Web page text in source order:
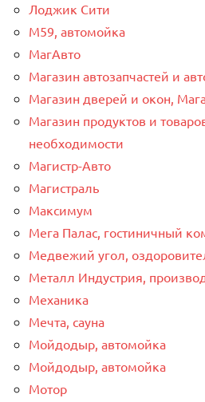
Лоджик Сити
М59, автомойка
МагАвто
Магазин автозапчастей и
Магазин дверей и окон,
Магазин продуктов и
необходимости
Магистр-Авто
Магистраль
Максимум
Мега Палас, гостиничный
Медвежий угол,
Металл Индустрия,
Механика
Мечта, сауна
Мойдодыр, автомойка
Мойдодыр, автомойка
Мотор